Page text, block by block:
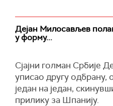
Дејан Милосављев
у форму...
Сјајни голман Србије
уписао другу одбрану,
један на један,
прилику за Шпанију.